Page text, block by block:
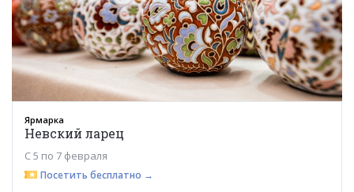
Ярмарка
Невский ларец
С 5 по 7 февраля
Посетить бесплатно →